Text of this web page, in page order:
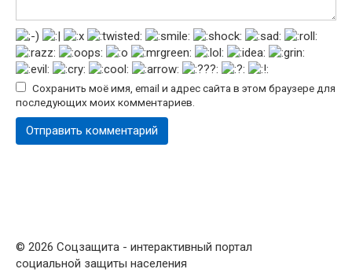
Сохранить моё имя, email и адрес сайта в этом браузере для
последующих моих комментариев.
© 2026 Соцзащита - интерактивный портал
социальной защиты населения